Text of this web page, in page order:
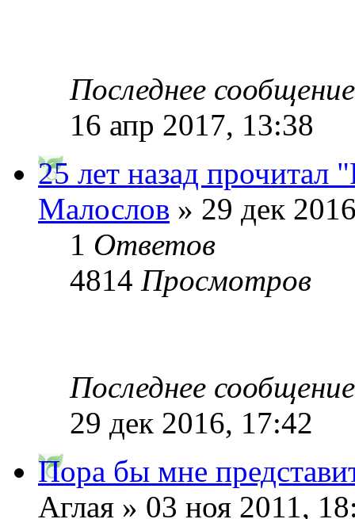
Последнее
16 апр 2017, 13:38
25 лет назад прочитал
Малослов » 29 дек
1 Ответов
4814 Просмотров
Последнее
29 дек 2016, 17:42
Пора бы мне
Аглая » 03 ноя 2011,